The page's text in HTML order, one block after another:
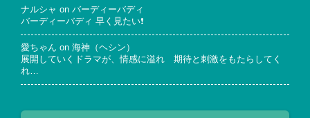
ナルシャ on バーディーバディ
バーディーバディ 早く見たい❗
愛ちゃん on 海神（ヘシン）
展開していくドラマが、情感に溢れ 期待と刺激をもたらしてく
れ…